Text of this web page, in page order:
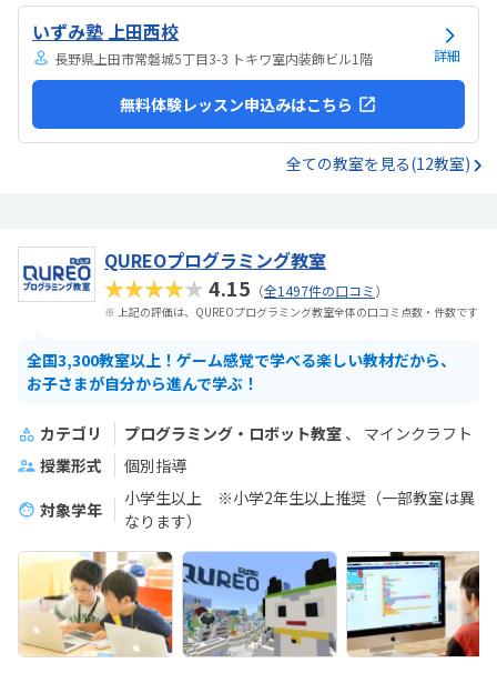
いずみ塾 上田西校
長野県上田市常磐城5丁目3-3 トキワ室内装飾ビル1階 詳細
無料体験レッスン申込みはこちら
全ての教室を見る(12教室)
QUREOプログラミング教室
★★★★★4.15 （全1497件の口コミ）
※ 上記の評価は、QUREOプログラミング教室全体の口コミ点数・件数です
全国3,300教室以上！ゲーム感覚で学べる楽しい教材だから、
お子さまが自分から進んで学ぶ！
カテゴリ プログラミング・ロボット教室
マインクラフト
授業形式
個別指導
対象学年
小学生以上 ※小学2年生以上推奨（一部教室は異
なります）